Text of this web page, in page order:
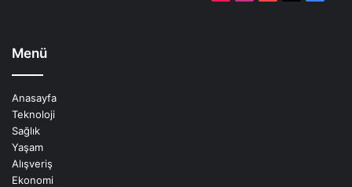
Menü
Anasayfa
Teknoloji
Sağlık
Yaşam
Alışveriş
Ekonomi